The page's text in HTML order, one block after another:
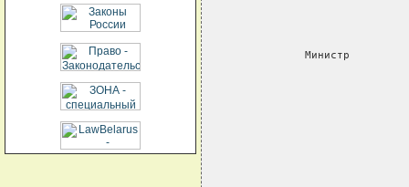
Министр